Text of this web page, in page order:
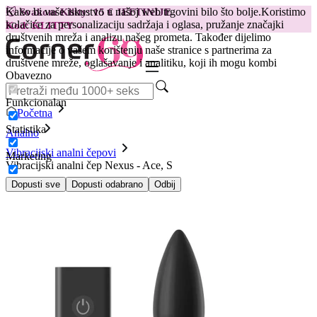
Kako bi vaše iskustvo u našoj web trgovini bilo što bolje.Koristimo
kolačiće za personalizaciju sadržaja i oglasa, pružanje značajki
društvenih mreža i analizu našeg prometa. Također dijelimo
informacije o vašem korištenju naše stranice s partnerima za
društvene mreže, oglašavanje i analitiku, koji ih mogu kombi
Obavezno
Funkcionalan
Statistika
Marketing
Dopusti sve Dopusti odabrano Odbij
😽Svakom Klitty: 15 € JEFTINIJE
Kod: KLITTY →
Početna
Analno
Vibracijski analni čepovi
Vibracijski analni čep Nexus - Ace, S